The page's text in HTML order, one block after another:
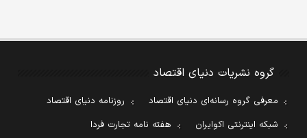
گروه نشریات دنیای اقتصاد
معرفی گروه رسانه‌ای دنیای اقتصاد
روزنامه دنیای اقتصاد
شبکه اینترنتی اکوایران
هفته نامه تجارت فردا